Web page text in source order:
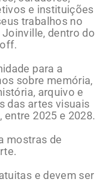
e instituições
trabalhos no
dentro do
para a
sobre memória,
arquivo e
das artes visuais
2025 e 2028.
mostras de
e devem ser